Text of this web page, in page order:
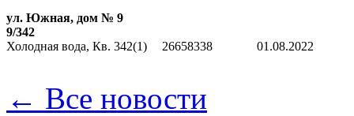
ул. Южная, дом № 9
9/342
Холодная вода, Кв. 342(1)
26658338 01.08.2022
← Все новости